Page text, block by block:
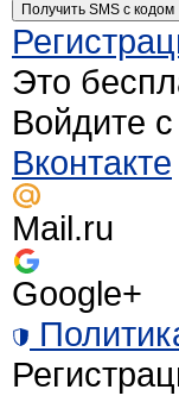
Получить SMS c кодом
Это
Войдите
Вконтакте
Mail.ru
Google+